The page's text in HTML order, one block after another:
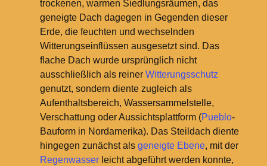
trockenen, warmen Siedlungsräumen, das
geneigte Dach dagegen in Gegenden dieser
Erde, die feuchten und wechselnden
Witterungseinflüssen ausgesetzt sind. Das
flache Dach wurde ursprünglich nicht
ausschließlich als reiner Witterungsschutz
genutzt, sondern diente zugleich als
Aufenthaltsbereich, Wassersammelstelle,
Verschattung oder Aussichtsplattform (Pueblo-
Bauform in Nordamerika). Das Steildach diente
hingegen zunächst als geneigte Ebene, mit der
Regenwasserleicht abgeführt werden konnte,